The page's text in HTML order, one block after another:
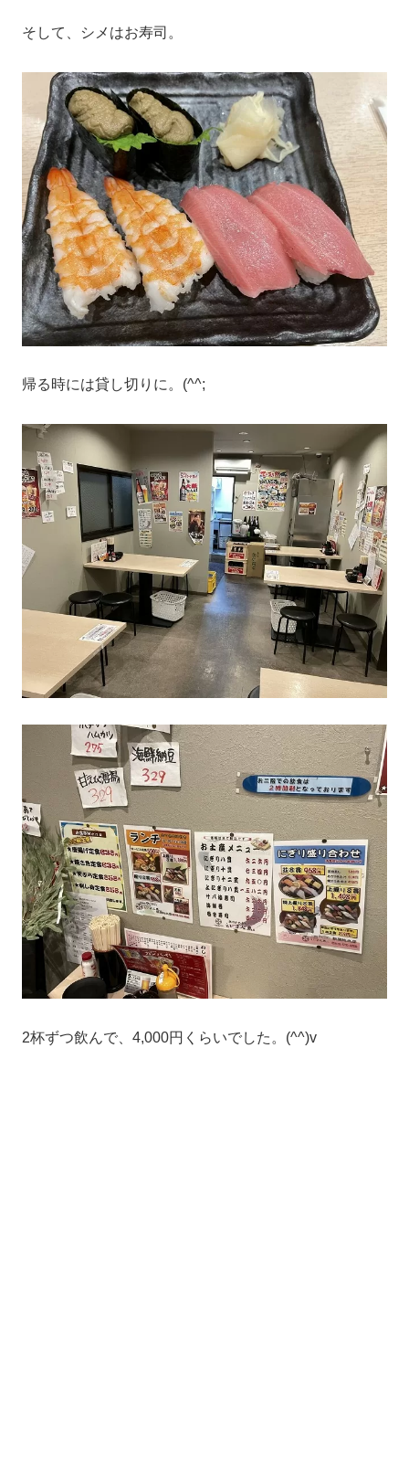
そして、シメはお寿司。
帰る時には貸し切りに。(^^;
2杯ずつ飲んで、4,000円くらいでした。(^^)v